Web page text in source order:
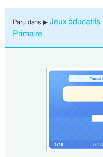
Paru dans ▶ Jeux éducatifs
Primaire